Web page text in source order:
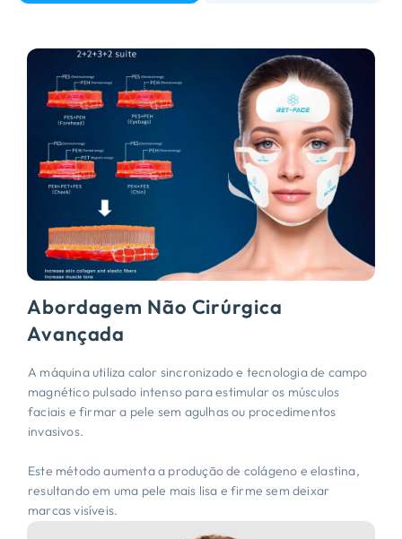
Abordagem Não Cirúrgica
Avançada
A máquina utiliza calor sincronizado e tecnologia de campo
magnético pulsado intenso para estimular os músculos
faciais e firmar a pele sem agulhas ou procedimentos
invasivos.
Este método aumenta a produção de colágeno e elastina,
resultando em uma pele mais lisa e firme sem deixar
marcas visíveis.